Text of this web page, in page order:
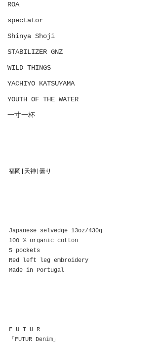
ROA
spectator
Shinya Shoji
STABILIZER GNZ
WILD THINGS
YACHIYO KATSUYAMA
YOUTH OF THE WATER
一寸一杯
福岡|天神|曇り
Japanese selvedge 13oz/430g
100 % organic cotton
5 pockets
Red left leg embroidery
Made in Portugal
F U T U R
「FUTUR Denim」